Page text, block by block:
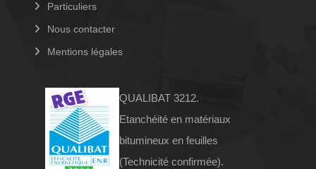
Particuliers
Nous contacter
Mentions légales
QUALIBAT 3212.
Etanchéité en matériaux
bitumineux en feuilles
(Technicité confirmée).